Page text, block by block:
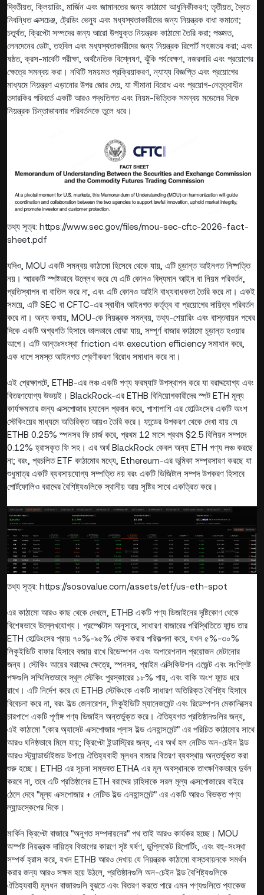
দ্বিতীয়ত, ক্লিয়ারিং, মার্জিন এবং জামানতের জন্য কাঠামো আধুনিকীকরণ; তৃতীয়ত, দ্বৈত
নিবন্ধিত এক্সচেঞ্জ, ট্রেডিং ভেন্যু এবং মধ্যস্থতাকারীদের জন্য নিয়ন্ত্রক বাধা কমানো;
চতুর্থত, ক্রিপ্টো সম্পদের জন্য আরো উপযুক্ত নিয়ন্ত্রক কাঠামো তৈরি করা; পঞ্চমত,
লেনদেনের ডেটা, তহবিল এবং মধ্যস্থতাকারীদের জন্য নিয়ন্ত্রক রিপোর্ট সহজতর করা; এবং
ষষ্ঠত, ক্রস-মার্কেট পরীক্ষা, অর্থনৈতিক বিশ্লেষণ, ঝুঁকি পর্যবেক্ষণ, নজরদারি এবং প্রয়োগের
ক্ষেত্রে সমন্বয় করা। নথিটি সময়মত প্রক্রিয়াকরণ, ন্যায্য বিজ্ঞপ্তি এবং প্রয়োগের
মাধ্যমে নিয়ন্ত্রণ এড়ানোর উপর জোর দেয়, যা সীমানা বিরোধ এবং প্রয়োগ-নেতৃত্বাধীন
তদারকির পরিবর্তে একটি আরও পদ্ধতিগত এবং নিয়ম-ভিত্তিক সমন্বয় মডেলের দিকে
নিয়ন্ত্রক চিন্তাভাবনার পরিবর্তনকে তুলে ধরে।
তথ্য সূত্র: https://www.sec.gov/files/mou-sec-cftc-2026-fact-
sheet.pdf
যদিও, MOU একটি সমন্বয় কাঠামো হিসেবে থেকে যায়, এটি চূড়ান্ত আইনগত নিষ্পত্তি
নয়। স্মারকটি স্পষ্টভাবে উল্লেখ করে যে এটি কোনও বিদ্যমান আইন বা নিয়ম পরিবর্তন,
প্রতিস্থাপন বা বাতিল করে না, এবং এটি কোনও আইনি বাধ্যবাধকতা তৈরি করে না। একই
সময়ে, এটি SEC বা CFTC-এর স্বাধীন আইনগত কর্তৃত্ব বা প্রয়োগের দায়িত্ব পরিবর্তন
করে না। অন্য কথায়, MOU-কে নিয়ন্ত্রক সমন্বয়, তথ্য-শেয়ারিং এবং বাস্তবায়ন পথের
দিকে একটি অগ্রগতি হিসাবে ভালভাবে বোঝা যায়, সম্পূর্ণ বাজার কাঠামো চূড়ান্ত হওয়ার
আগে। এটি আন্তঃসংস্থা friction এবং execution efficiency সমাধান করে,
এক ধাপে সমস্ত আইনগত শ্রেণীকরণ বিরোধ সমাধান করে না।
এই প্রেক্ষাপটে, ETHB-এর লঞ্চ একটি পণ্য ফরম্যাট উপস্থাপন করে যা বরাদ্দযোগ্য এবং
বিতরণযোগ্য উভয়ই। BlackRock-এর ETHB বিনিয়োগকারীদের স্পট ETH মূল্য
কার্যক্ষমতার জন্য এক্সপোজার চ্যানেল প্রদান করে, পাশাপাশি এর হোল্ডিংসের একটি অংশ
স্টেকিংয়ের মাধ্যমে অতিরিক্ত আয়ও তৈরি করে। ফান্ডের উপকরণ থেকে দেখা যায় যে
ETHB 0.25% স্পনসর ফি চার্জ করে, প্রথম 12 মাসে প্রথম $2.5 বিলিয়ন সম্পদে
0.12% হ্রাসকৃত ফি সহ। এর অর্থ BlackRock কেবল অন্য ETH পণ্য লঞ্চ করছে
না; বরং, প্রচলিত ETF কাঠামোর মধ্যে, Ethereum-এর ভূমিকা সম্প্রসারণ করছে যা
শুধুমাত্র একটি ব্যবসায়যোগ্য সম্পত্তি নয় বরং একটি ডিজিটাল সম্পদ উপকরণ হিসাবে
পোর্টফোলিও বরাদ্দের বৈশিষ্ট্যগুলিকে স্থানীয় আয় সৃষ্টির সাথে একত্রিত করে।
তথ্য সূত্র: https://sosovalue.com/assets/etf/us-eth-spot
এর কাঠামো আরও কাছ থেকে দেখলে, ETHB একটি পণ্য ডিজাইনের দৃষ্টিকোণ থেকে
বিশেষভাবে উল্লেখযোগ্য। প্রস্পেক্টাস অনুসারে, সাধারণ বাজারের পরিস্থিতিতে ফান্ড তার
ETH হোল্ডিংসের প্রায় ৭০%-৯৫% স্টেক করার পরিকল্পনা করে, যখন ৫%-৩০%
লিকুইডিটি বাফার হিসাবে বজায় রাখে রিডেম্পশন এবং অপারেশনাল প্রয়োজন মেটানোর
জন্য। স্টেকিং আয়ের বরাদ্দের ক্ষেত্রে, স্পনসর, প্রাইম এক্সিকিউশন এজেন্ট এবং সংশ্লিষ্ট
পক্ষগুলি সম্মিলিতভাবে স্থূল স্টেকিং পুরস্কারের ১৮% পায়, এবং বাকি অংশ ফান্ড ধরে
রাখে। এটি নির্দেশ করে যে ETHB স্টেকিংকে একটি সাধারণ অতিরিক্ত বৈশিষ্ট্য হিসাবে
বিবেচনা করে না, বরং ইল্ড জেনারেশন, লিকুইডিটি ম্যানেজমেন্ট এবং রিডেম্পশন মেকানিক্সের
চারপাশে একটি পূর্ণাঙ্গ পণ্য ডিজাইন অন্তর্ভুক্ত করে। ঐতিহ্যগত প্রতিষ্ঠানগুলির জন্য,
এই কাঠামো "কোর অ্যাসেট এক্সপোজার প্লাস ইল্ড এনহান্সমেন্ট" এর পরিচিত কাঠামোর সাথে
আরও ঘনিষ্ঠভাবে মিলে যায়; ক্রিপ্টো ইন্ডাস্ট্রির জন্য, এর অর্থ হল নেটিভ অন-চেইন ইল্ড
আরও স্ট্যান্ডার্ডাইজড উপায়ে ঐতিহ্যবাহী মূলধন বাজার বিতরণ ব্যবস্থায় অন্তর্ভুক্ত করা
শুরু হচ্ছে। ETHB এর সূচনা সম্ভবত ETHA এর মূল অবস্থানকে তাৎক্ষণিকভাবে দুর্বল
করবে না, তবে এটি প্রতিষ্ঠানের ETH বরাদ্দের চাহিদাকে সরল মূল্য এক্সপোজারের বাইরে
ঠেলে দেবে "মূল্য এক্সপোজার + নেটিভ ইল্ড এনহান্সমেন্ট" এর একটি আরও বিভক্ত পণ্য
ল্যান্ডস্কেপের দিকে।
মার্কিন ক্রিপ্টো বাজারে "অনুগত সম্পদায়নের" পথ তাই আরও কার্যকর হচ্ছে। MOU
অস্পষ্ট নিয়ন্ত্রক দায়িত্ব বিভাগের কারণে সৃষ্ট ঘর্ষণ, ডুপ্লিকেট রিপোর্টিং, এবং বহু-সংস্থা
সম্পর্ক হ্রাস করে, যখন ETHB আরও দেখায় যে নিয়ন্ত্রক কাঠামো বাস্তবায়নকে সমর্থন
করার জন্য আরও সক্ষম হয়ে উঠলে, প্রতিষ্ঠানগুলি অন-চেইন ইল্ড বৈশিষ্ট্যগুলিকে
ঐতিহ্যবাহী মূলধন বাজারগুলি বুঝতে এবং বিতরণ করতে পারে এমন পণ্যগুলিতে প্যাকেজ